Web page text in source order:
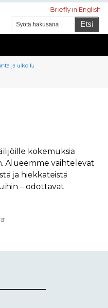
Briefly in English
ja ulkoilu
kokemuksia
Alueemme vaihtelevat
ja hiekkateistä
– odottavat